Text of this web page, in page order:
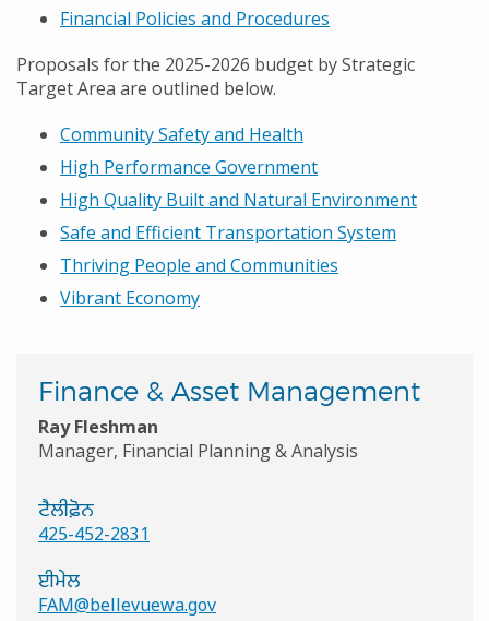
Financial Policies and Procedures
Proposals for the 2025-2026 budget by Strategic
Target Area are outlined below.
Community Safety and Health
High Performance Government
High Quality Built and Natural Environment
Safe and Efficient Transportation System
Thriving People and Communities
Vibrant Economy
Finance & Asset Management
Ray Fleshman
Manager, Financial Planning & Analysis
ਟੈਲੀਫ਼ੋਨ
425-452-2831
ਈਮੇਲ
FAM@bellevuewa.gov